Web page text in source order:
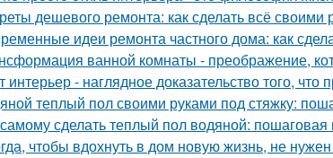
дешевого ремонта: как сделать всё своими
идеи ремонта частного дома: как
ванной комнаты - преображение,
интерьер - наглядное доказательство того, что
теплый пол своими руками под стяжку:
сделать теплый пол водяной: пошаговая
чтобы вдохнуть в дом новую жизнь, не